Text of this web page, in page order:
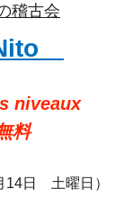
稽古会
niveaux
料
14日 土曜日）